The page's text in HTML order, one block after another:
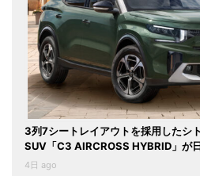
3列7シートレイアウトを採用したシ
SUV「C3 AIRCROSS HYBRID」が
4日 ago